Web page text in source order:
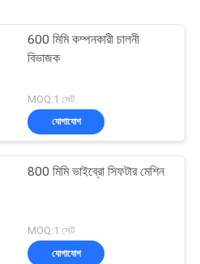
600 মিমি কম্পনকারী চালনী
বিভাজক
MOQ:1 সেট
যোগাযোগ
800 মিমি ভাইব্রো সিফটার মেশিন
MOQ:1 সেট
যোগাযোগ